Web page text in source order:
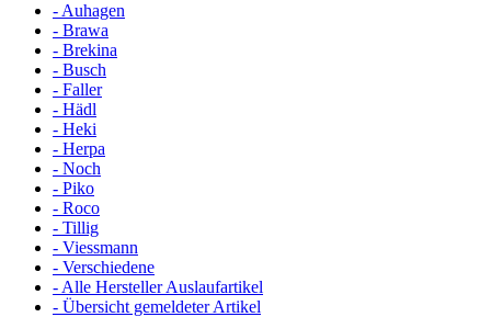
- Auhagen
- Brawa
- Brekina
- Busch
- Faller
- Hädl
- Heki
- Herpa
- Noch
- Piko
- Roco
- Tillig
- Viessmann
- Verschiedene
- Alle Hersteller Auslaufartikel
- Übersicht gemeldeter Artikel